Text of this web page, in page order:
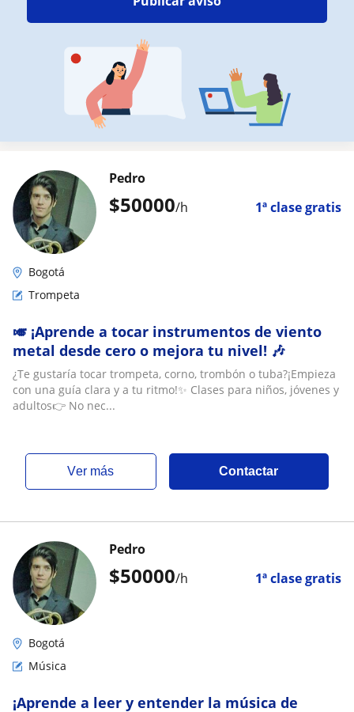
$50000/h 1ª clase gratis
Pedro
Bogotá
Trompeta
🎺 ¡Aprende a tocar instrumentos de viento
metal desde cero o mejora tu nivel! 🎶
¿Te gustaría tocar trompeta, corno, trombón o tuba?¡Empieza
con una guía clara y a tu ritmo!✨ Clases para niños, jóvenes y
adultos👉 No nec...
ver más Contactar
$50000/h 1ª clase gratis
Pedro
Bogotá
Música
¡Aprende a leer y entender la música de